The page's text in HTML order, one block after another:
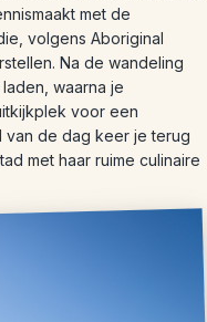
met de
volgens Aboriginal
Na de wandeling
waarna je
voor een
van de dag keer je terug
met haar ruime culinaire